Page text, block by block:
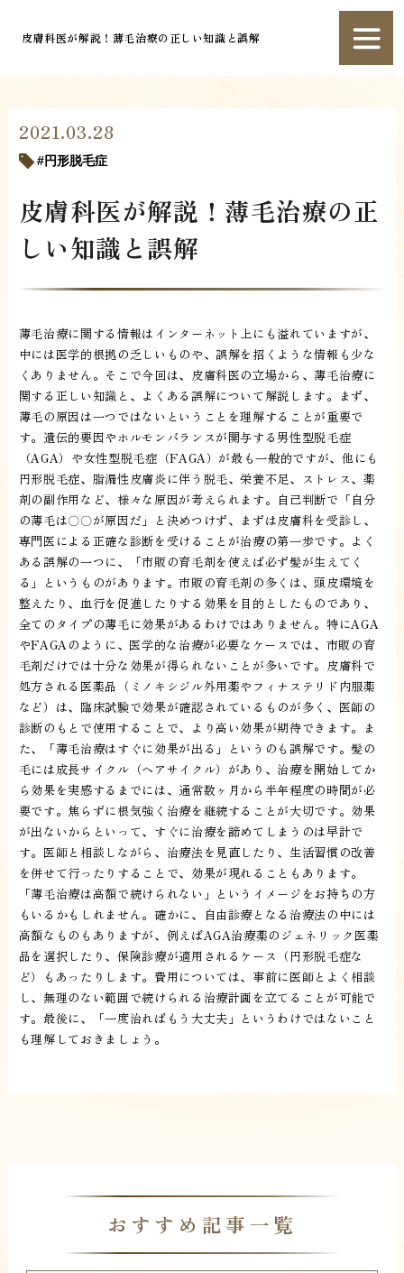
皮膚科医が解説！薄毛治療の正しい知識と誤解
2021.03.28
円形脱毛症
皮膚科医が解説！薄毛治療の正
しい知識と誤解
薄毛治療に関する情報はインターネット上にも溢れていますが、
中には医学的根拠の乏しいものや、誤解を招くような情報も少な
くありません。そこで今回は、皮膚科医の立場から、薄毛治療に
関する正しい知識と、よくある誤解について解説します。まず、
薄毛の原因は一つではないということを理解することが重要で
す。遺伝的要因やホルモンバランスが関与する男性型脱毛症
（AGA）や女性型脱毛症（FAGA）が最も一般的ですが、他にも
円形脱毛症、脂漏性皮膚炎に伴う脱毛、栄養不足、ストレス、薬
剤の副作用など、様々な原因が考えられます。自己判断で「自分
の薄毛は〇〇が原因だ」と決めつけず、まずは皮膚科を受診し、
専門医による正確な診断を受けることが治療の第一歩です。よく
ある誤解の一つに、「市販の育毛剤を使えば必ず髪が生えてく
る」というものがあります。市販の育毛剤の多くは、頭皮環境を
整えたり、血行を促進したりする効果を目的としたものであり、
全てのタイプの薄毛に効果があるわけではありません。特にAGA
やFAGAのように、医学的な治療が必要なケースでは、市販の育
毛剤だけでは十分な効果が得られないことが多いです。皮膚科で
処方される医薬品（ミノキシジル外用薬やフィナステリド内服薬
など）は、臨床試験で効果が確認されているものが多く、医師の
診断のもとで使用することで、より高い効果が期待できます。ま
た、「薄毛治療はすぐに効果が出る」というのも誤解です。髪の
毛には成長サイクル（ヘアサイクル）があり、治療を開始してか
ら効果を実感するまでには、通常数ヶ月から半年程度の時間が必
要です。焦らずに根気強く治療を継続することが大切です。効果
が出ないからといって、すぐに治療を諦めてしまうのは早計で
す。医師と相談しながら、治療法を見直したり、生活習慣の改善
を併せて行ったりすることで、効果が現れることもあります。
「薄毛治療は高額で続けられない」というイメージをお持ちの方
もいるかもしれません。確かに、自由診療となる治療法の中には
高額なものもありますが、例えばAGA治療薬のジェネリック医薬
品を選択したり、保険診療が適用されるケース（円形脱毛症な
ど）もあったりします。費用については、事前に医師とよく相談
し、無理のない範囲で続けられる治療計画を立てることが可能で
す。最後に、「一度治ればもう大丈夫」というわけではないこと
も理解しておきましょう。
おすすめ記事一覧